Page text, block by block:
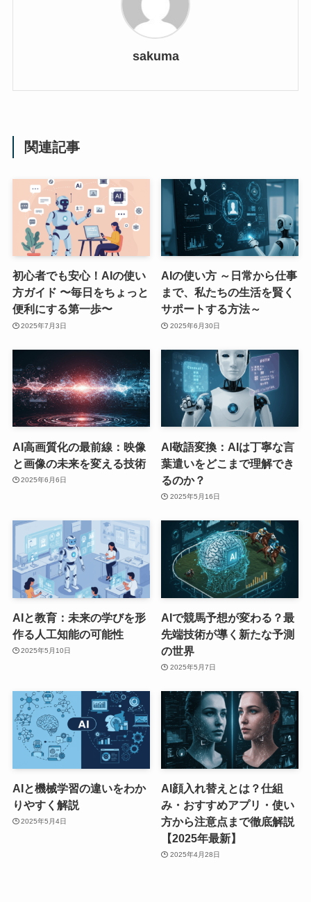
sakuma
関連記事
初心者でも安心！AIの使い
方ガイド 〜毎日をちょっと
便利にする第一歩〜
2025年7月3日
AIの使い方 ～日常から仕事
まで、私たちの生活を賢く
サポートする方法～
2025年6月30日
AI高画質化の最前線：映像
と画像の未来を変える技術
2025年6月6日
AI敬語変換：AIは丁寧な言
葉遣いをどこまで理解でき
るのか？
2025年5月16日
AIと教育：未来の学びを形
作る人工知能の可能性
2025年5月10日
AIで競馬予想が変わる？最
先端技術が導く新たな予測
の世界
2025年5月7日
AIと機械学習の違いをわか
りやすく解説
2025年5月4日
AI顔入れ替えとは？仕組
み・おすすめアプリ・使い
方から注意点まで徹底解説
【2025年最新】
2025年4月28日